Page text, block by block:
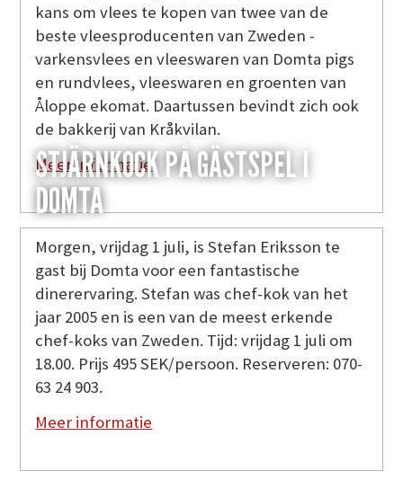
kans om vlees te kopen van twee van de
beste vleesproducenten van Zweden -
varkensvlees en vleeswaren van Domta pigs
en rundvlees, vleeswaren en groenten van
Åloppe ekomat. Daartussen bevindt zich ook
de bakkerij van Kråkvilan.
Meer informatie
STJÄRNKOCK PÅ GÄSTSPEL I
DOMTA
Morgen, vrijdag 1 juli, is Stefan Eriksson te
gast bij Domta voor een fantastische
dinerervaring. Stefan was chef-kok van het
jaar 2005 en is een van de meest erkende
chef-koks van Zweden. Tijd: vrijdag 1 juli om
18.00. Prijs 495 SEK/persoon. Reserveren: 070-
63 24 903.
Meer informatie